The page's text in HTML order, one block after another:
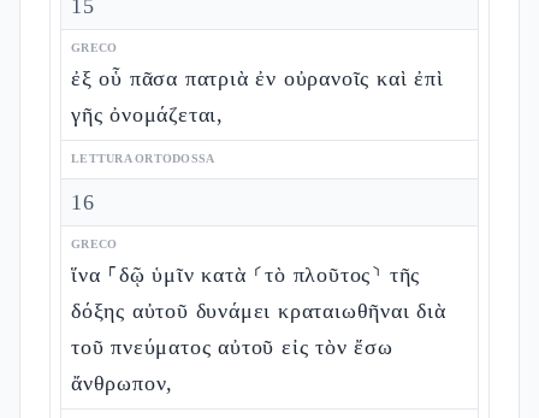
15
GRECO
ἐξ οὗ πᾶσα πατριὰ ἐν οὐρανοῖς καὶ ἐπὶ
γῆς ὀνομάζεται,
LETTURA ORTODOSSA
16
GRECO
ἵνα ⸀δῷ ὑμῖν κατὰ ⸂τὸ πλοῦτος⸃ τῆς
δόξης αὐτοῦ δυνάμει κραταιωθῆναι διὰ
τοῦ πνεύματος αὐτοῦ εἰς τὸν ἔσω
ἄνθρωπον,